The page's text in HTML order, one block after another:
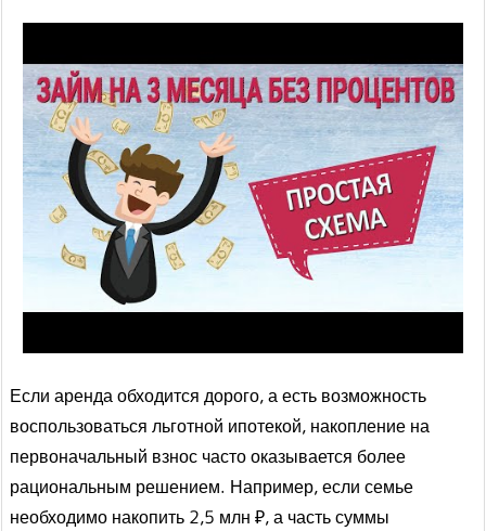
Если аренда обходится дорого, а есть возможность
воспользоваться льготной ипотекой, накопление на
первоначальный взнос часто оказывается более
рациональным решением. Например, если семье
необходимо накопить 2,5 млн ₽, а часть суммы